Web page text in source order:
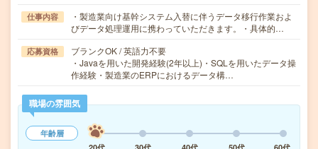
仕事内容
・製造業向け基幹システム入替に伴うデータ移行作業およ
びデータ処理運用に携わっていただきます。・具体的…
応募資格
ブランクOK / 英語力不要
・Javaを用いた開発経験(2年以上)・SQLを用いたデータ操
作経験・製造業のERPにおけるデータ構…
職場の雰囲気
年齢層